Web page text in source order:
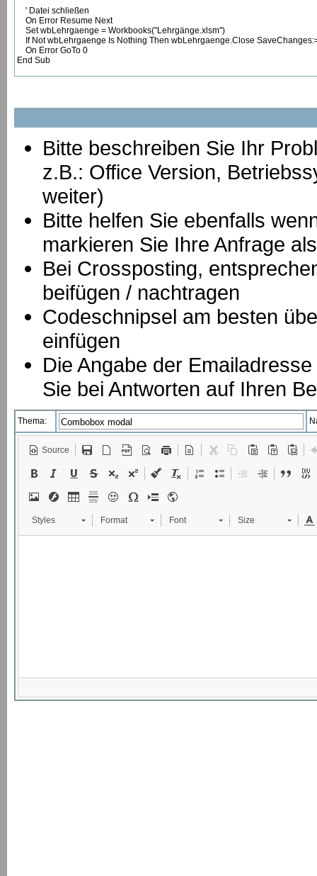
' Datei schließen
On Error Resume Next
Set wbLehrgaenge = Workbooks("Lehrgänge.xlsm")
If Not wbLehrgaenge Is Nothing Then wbLehrgaenge.Close
On Error GoTo 0
End Sub
Bitte beschreiben Sie Ihr
z.B.: Office Version,
weiter)
Bitte helfen Sie ebenfalls
markieren Sie Ihre Anfrage
Bei Crossposting,
beifügen / nachtragen
Codeschnipsel am besten
einfügen
Die Angabe der
Sie bei Antworten auf Ihren
Thema:
Source
Styles Format Font Size